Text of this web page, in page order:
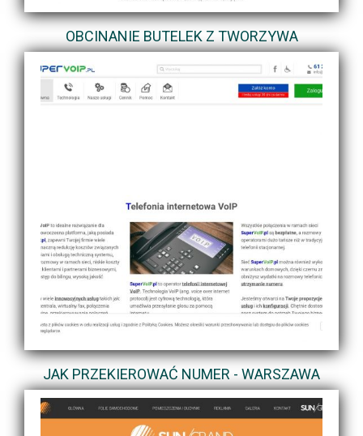
OBCINANIE BUTELEK Z TWORZYWA
JAK PRZEKIEROWAĆ NUMER - WARSZAWA